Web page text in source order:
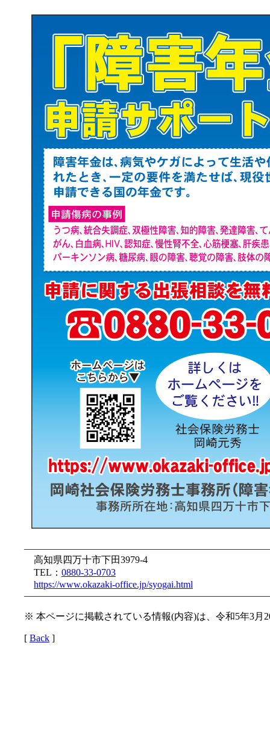
高知県四万十市下田3979-4
TEL： 0880-33-0703
https://www.okazaki-office.jp/syogai.html
※ 本ページに掲載されている情報(内容)は、令和5年3月
[ Back ]